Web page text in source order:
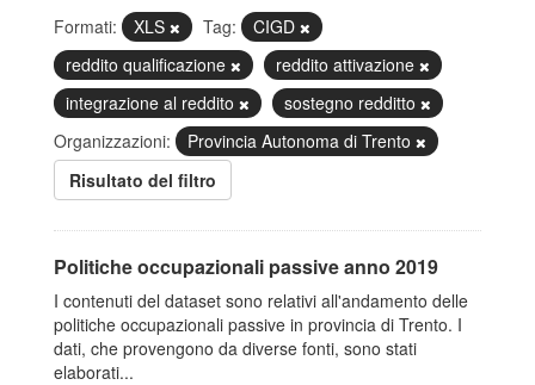
Formati: XLS Tag:
CIGD
reddito qualificazione
reddito attivazione
integrazione al reddito
sostegno redditto
Organizzazioni:
Provincia Autonoma di Trento
Risultato del filtro
Politiche occupazionali passive anno 2019
I contenuti del dataset sono relativi all'andamento delle
politiche occupazionali passive in provincia di Trento. I
dati, che provengono da diverse fonti, sono stati
elaborati...